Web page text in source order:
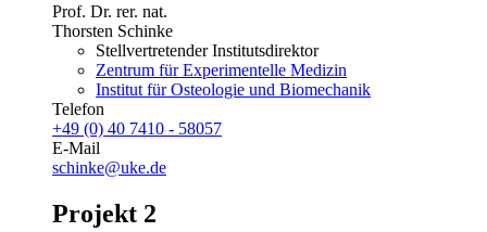
Prof. Dr. rer. nat.
Thorsten Schinke
Stellvertretender Institutsdirektor
Zentrum für Experimentelle Medizin
Institut für Osteologie und Biomechanik
Telefon
+49 (0) 40 7410 - 58057
E-Mail
schinke@uke.de
Projekt 2